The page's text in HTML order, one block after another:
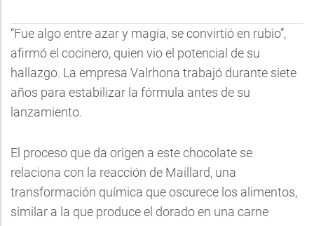
“Fue algo entre azar y magia, se convirtió en rubio”,
afirmó el cocinero, quien vio el potencial de su
hallazgo. La empresa Valrhona trabajó durante siete
años para estabilizar la fórmula antes de su
lanzamiento.
El proceso que da origen a este chocolate se
relaciona con la reacción de Maillard, una
transformación química que oscurece los alimentos,
similar a la que produce el dorado en una carne